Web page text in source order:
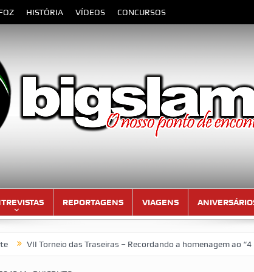
HISTÓRIA VÍDEOS CONCURSOS
REPORTAGENS VIAGENS
Torneio das Traseiras – Recordando a homenagem ao “4 ideal”